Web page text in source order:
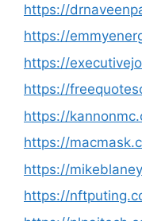
https://
https://
https://
https://
https://
https://
https://
https://